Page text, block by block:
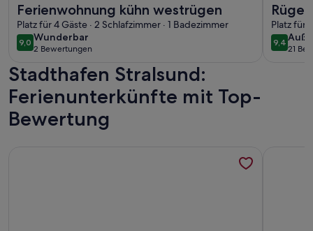
Ferienwohnung kühn westrügen
Platz für 4 Gäste · 2 Schlafzimmer · 1 Badezimmer
9,09,0 von 10
Wunderbar
wunderbar
2 Bewertungen
(2
bewertungen)
Platz für
9,49,4 von
21
(21
Stadthafen Stralsund:
Ferienunterkünfte mit Top-
Bewertung